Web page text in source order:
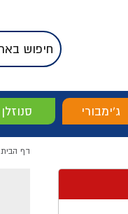
ג'ימבורי סנוזלן
דף הבית